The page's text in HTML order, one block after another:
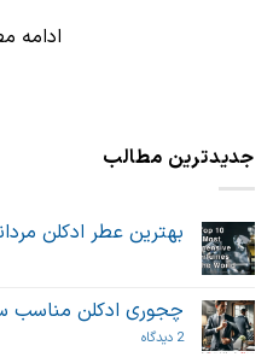
ادامه
جدیدترین مطالب
بهترین عطر ادکلن مردانه 2019 از نظر ایرانیان
بهترین
عطر
ادکلن
مردانه
نشده
چجوری ادکلن مناسب
2 دیدگاه برای